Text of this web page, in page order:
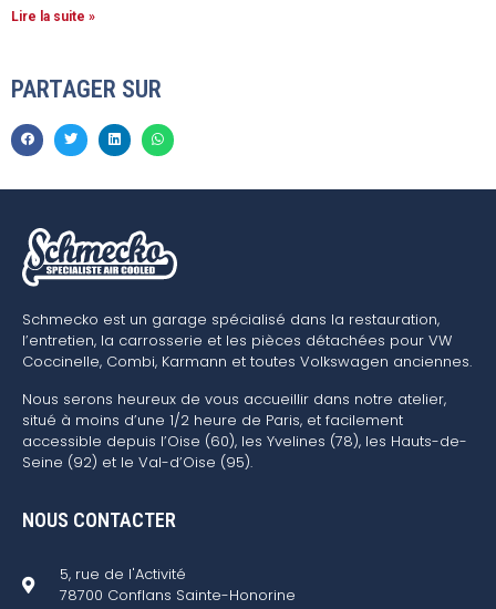
Lire la suite »
PARTAGER SUR
Schmecko est un garage spécialisé dans la restauration,
l’entretien, la carrosserie et les pièces détachées pour VW
Coccinelle, Combi, Karmann et toutes Volkswagen anciennes.
Nous serons heureux de vous accueillir dans notre atelier,
situé à moins d’une 1/2 heure de Paris, et facilement
accessible depuis l’Oise (60), les Yvelines (78), les Hauts-de-
Seine (92) et le Val-d’Oise (95).
NOUS CONTACTER
5, rue de l'Activité
78700 Conflans Sainte-Honorine